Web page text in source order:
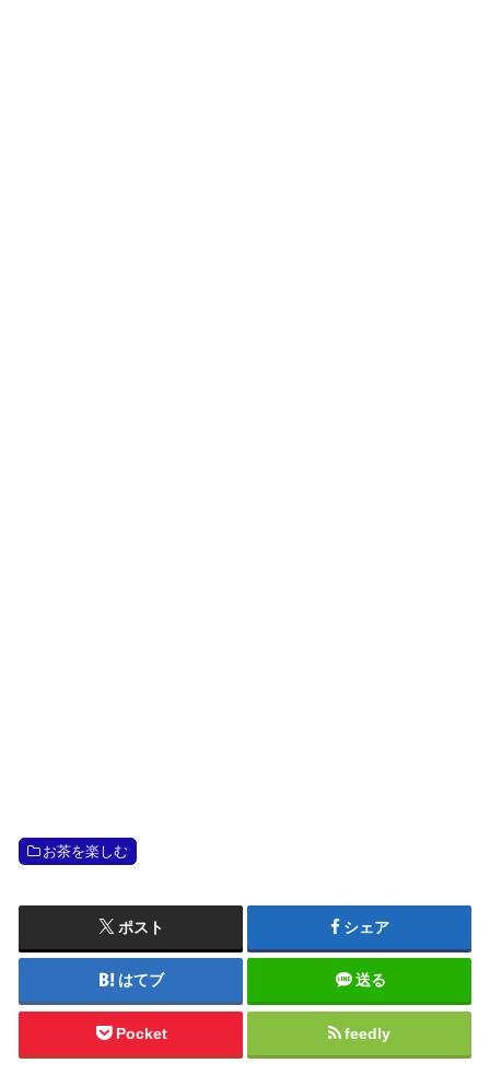
お茶を楽しむ
ポスト シェア
はてブ 送る
Pocket feedly